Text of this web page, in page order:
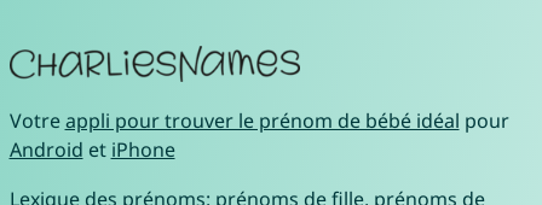
Votreappli pour trouver le prénom de bébé idéal pour
Android et iPhone
Lexique des prénoms: prénoms de fille, prénoms de